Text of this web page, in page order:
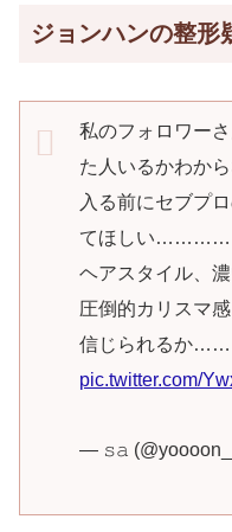
ジョンハンの整形
私のフォロワー
た人いるかわか
入る前にセブプ
てほしい
ヘアスタイル、
圧倒的カリスマ
信じられるか
pic.twitter.com/
— 𝚜𝚊